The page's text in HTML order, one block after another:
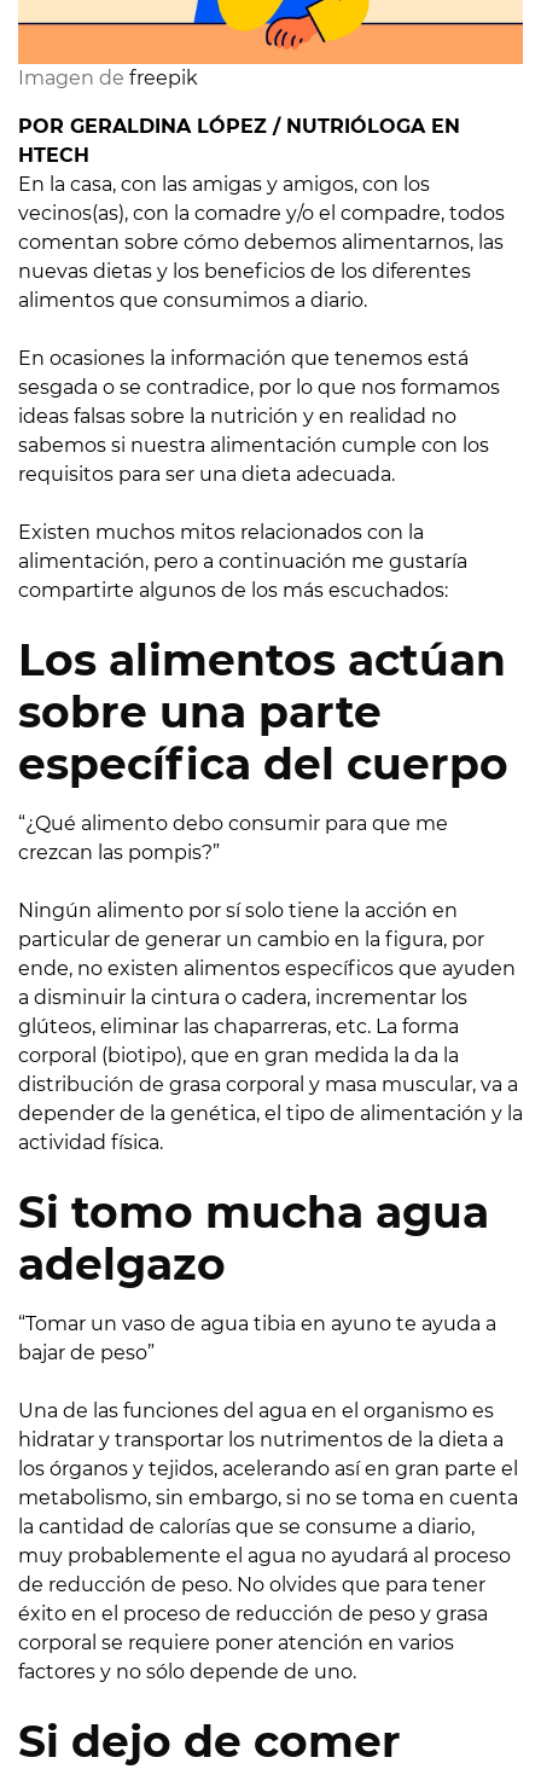
Imagen de freepik
POR GERALDINA LÓPEZ / NUTRIÓLOGA EN
HTECH
En la casa, con las amigas y amigos, con los
vecinos(as), con la comadre y/o el compadre, todos
comentan sobre cómo debemos alimentarnos, las
nuevas dietas y los beneficios de los diferentes
alimentos que consumimos a diario.
En ocasiones la información que tenemos está
sesgada o se contradice, por lo que nos formamos
ideas falsas sobre la nutrición y en realidad no
sabemos si nuestra alimentación cumple con los
requisitos para ser una dieta adecuada.
Existen muchos mitos relacionados con la
alimentación, pero a continuación me gustaría
compartirte algunos de los más escuchados:
Los alimentos actúan
sobre una parte
específica del cuerpo
“¿Qué alimento debo consumir para que me
crezcan las pompis?”
Ningún alimento por sí solo tiene la acción en
particular de generar un cambio en la figura, por
ende, no existen alimentos específicos que ayuden
a disminuir la cintura o cadera, incrementar los
glúteos, eliminar las chaparreras, etc. La forma
corporal (biotipo), que en gran medida la da la
distribución de grasa corporal y masa muscular, va a
depender de la genética, el tipo de alimentación y la
actividad física.
Si tomo mucha agua
adelgazo
“Tomar un vaso de agua tibia en ayuno te ayuda a
bajar de peso”
Una de las funciones del agua en el organismo es
hidratar y transportar los nutrimentos de la dieta a
los órganos y tejidos, acelerando así en gran parte el
metabolismo, sin embargo, si no se toma en cuenta
la cantidad de calorías que se consume a diario,
muy probablemente el agua no ayudará al proceso
de reducción de peso. No olvides que para tener
éxito en el proceso de reducción de peso y grasa
corporal se requiere poner atención en varios
factores y no sólo depende de uno.
Si dejo de comer